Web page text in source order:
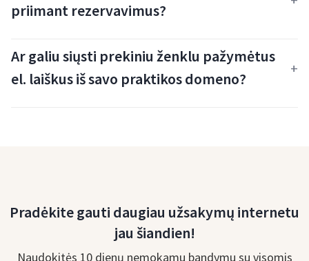
priimant rezervavimus?
Ar galiu siųsti prekiniu ženklu pažymėtus
el. laiškus iš savo praktikos domeno?
Pradėkite gauti daugiau užsakymų internetu
jau šiandien!
Naudokitės 10 dienų nemokamu bandymu su visomis